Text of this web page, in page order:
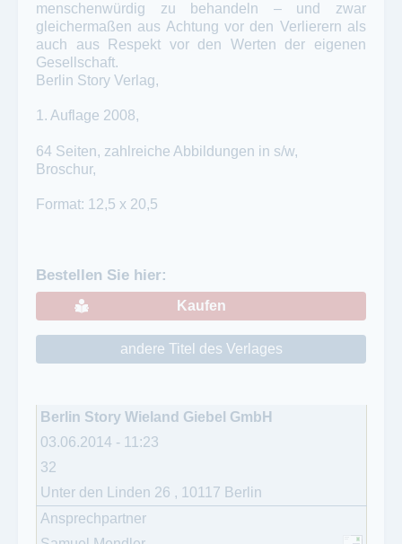
menschenwürdig zu behandeln – und zwar
gleichermaßen aus Achtung vor den Verlierern als
auch aus Respekt vor den Werten der eigenen
Gesellschaft.
Berlin Story Verlag,
1. Auflage 2008,
64 Seiten, zahlreiche Abbildungen in s/w,
Broschur,
Format: 12,5 x 20,5
Bestellen Sie hier:
Kaufen
andere Titel des Verlages
Berlin Story Wieland Giebel GmbH
03.06.2014 - 11:23
32
Unter den Linden 26 , 10117 Berlin
Ansprechpartner